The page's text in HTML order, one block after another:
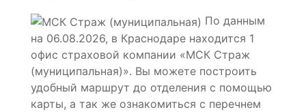
По данным
на 06.08.2026, в Краснодаре находится 1
офис страховой компании «МСК Страж
(муниципальная)». Вы можете построить
удобный маршрут до отделения с помощью
карты, а так же ознакомиться с перечнем